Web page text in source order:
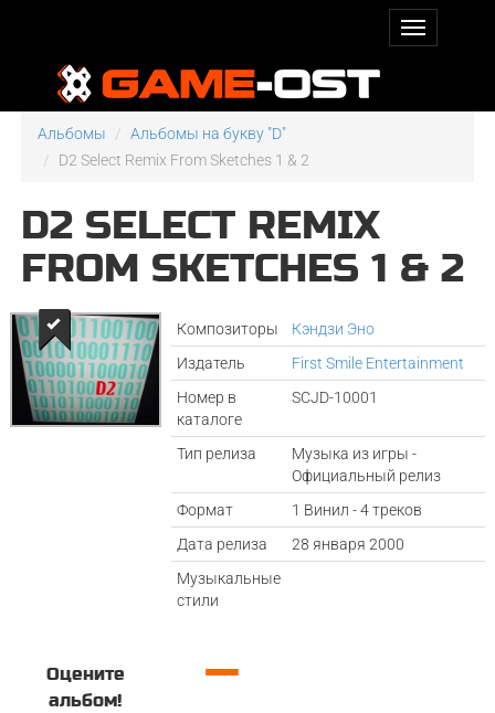
Альбомы
Альбомы на букву "D"
D2 Select Remix From Sketches 1 & 2
D2 SELECT REMIX
FROM SKETCHES 1 & 2
Композиторы
Кэндзи Эно
Издатель
First Smile Entertainment
Номер в
каталоге
SCJD-10001
Тип релиза
Музыка из игры -
Официальный релиз
Формат
1 Винил - 4 треков
Дата релиза
28 января 2000
Музыкальные
стили
Оцените
альбом!
—